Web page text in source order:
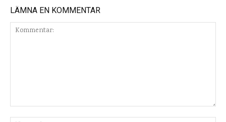
LÄMNA EN KOMMENTAR